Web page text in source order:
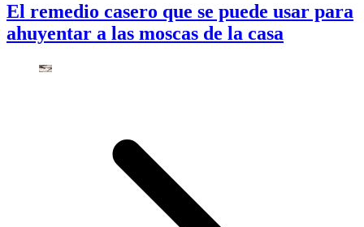
El remedio casero que se puede usar para
ahuyentar a las moscas de la casa